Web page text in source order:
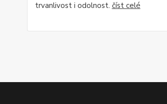
trvanlivost i odolnost. číst celé